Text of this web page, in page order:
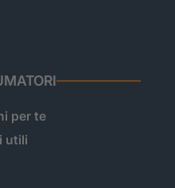
per te
utili